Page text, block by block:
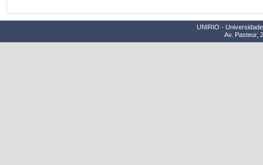
UNIRIO -
Av. Pasteur,